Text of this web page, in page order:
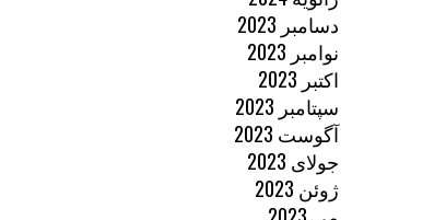
دسامبر 2023
نوامبر 2023
اکتبر 2023
سپتامبر 2023
آگوست 2023
جولای 2023
ژوئن 2023